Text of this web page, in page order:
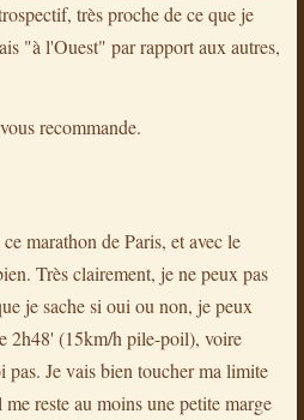
très proche de ce que je
"à l'Ouest" par rapport aux autres,
recommande.
marathon de Paris, et avec le
Très clairement, je ne peux pas
je sache si oui ou non, je peux
2h48' (15km/h pile-poil), voire
Je vais bien toucher ma limite
reste au moins une petite marge